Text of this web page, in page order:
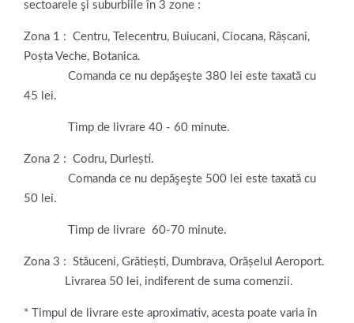
sectoarele şi suburbiile în 3 zone :
Zona 1 : Centru, Telecentru, Buiucani, Ciocana, Râșcani,
Poșta Veche, Botanica.
Comanda ce nu depăşeşte 380 lei este taxată cu
45 lei.
Timp de livrare 40 - 60 minute.
Zona 2 : Codru, Durlești.
Comanda ce nu depăşeşte 500 lei este taxată cu
50 lei.
Timp de livrare 60-70 minute.
Zona 3 : Stăuceni, Grătiești, Dumbrava, Orășelul Aeroport.
Livrarea 50 lei, indiferent de suma comenzii.
* Timpul de livrare este aproximativ, acesta poate varia în